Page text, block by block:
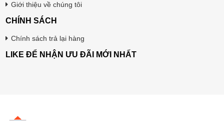
Giới thiệu về chúng tôi
CHÍNH SÁCH
Chính sách trả lại hàng
LIKE ĐỂ NHẬN ƯU ĐÃI MỚI NHẤT